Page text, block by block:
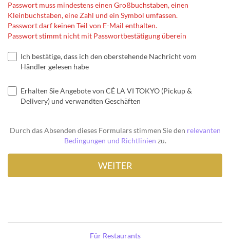
Passwort muss mindestens einen Großbuchstaben, einen
Kleinbuchstaben, eine Zahl und ein Symbol umfassen.
Passwort darf keinen Teil von E-Mail enthalten.
Passwort stimmt nicht mit Passwortbestätigung überein
Ich bestätige, dass ich den oberstehende Nachricht vom
Händler gelesen habe
Erhalten Sie Angebote von CÉ LA VI TOKYO (Pickup &
Delivery) und verwandten Geschäften
Durch das Absenden dieses Formulars stimmen Sie den relevanten
Bedingungen und Richtlinien zu.
Für Restaurants